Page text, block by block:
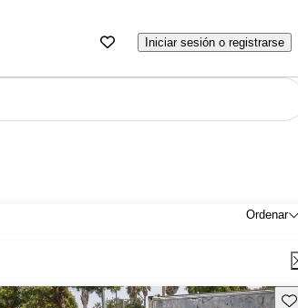
Iniciar sesión o registrarse
Ordenar
este Aviso